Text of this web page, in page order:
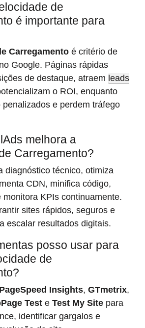
de
é importante para
Carregamento é critério de
Google. Páginas rápidas
de destaque, atraem leads
o ROI, enquanto
e perdem tráfego
melhora a
Carregamento?
diagnóstico técnico, otimiza
CDN, minifica código,
monitora KPIs continuamente.
sites rápidos, seguros e
escalar resultados digitais.
posso usar para
de
Insights, GTmetrix,
Test e Test My Site para
identificar gargalos e